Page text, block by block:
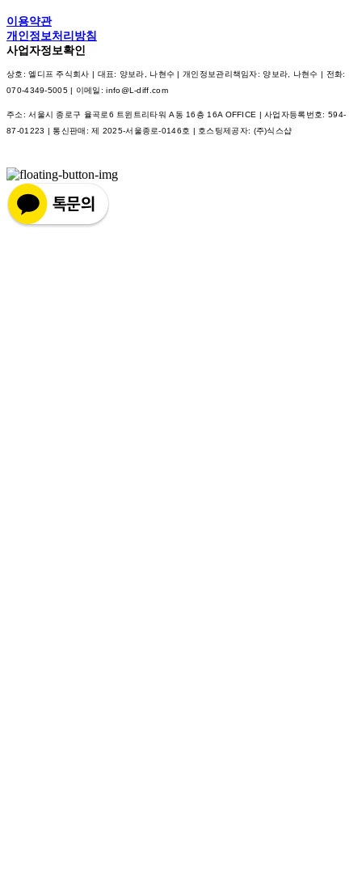
이용약관
개인정보처리방침
사업자정보확인
상호: 엘디프 주식회사 | 대표: 양보라, 나현수 | 개인정보관리책임자: 양보라, 나현수 | 전화:
070-4349-5005 | 이메일: info@L-diff.com
주소: 서울시 종로구 율곡로6 트윈트리타워 A동 16층 16A OFFICE | 사업자등록번호: 594-
87-01223 | 통신판매:제 2025-서울종로-0146호 | 호스팅제공자: (주)식스샵